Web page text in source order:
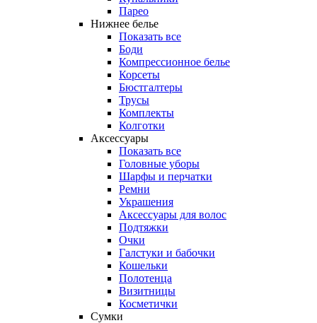
Парео
Нижнее белье
Показать все
Боди
Компрессионное белье
Корсеты
Бюстгалтеры
Трусы
Комплекты
Колготки
Аксессуары
Показать все
Головные уборы
Шарфы и перчатки
Ремни
Украшения
Аксессуары для волос
Подтяжки
Очки
Галстуки и бабочки
Кошельки
Полотенца
Визитницы
Косметички
Сумки